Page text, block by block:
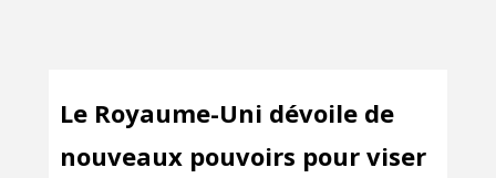
Le Royaume-Uni dévoile de
nouveaux pouvoirs pour viser